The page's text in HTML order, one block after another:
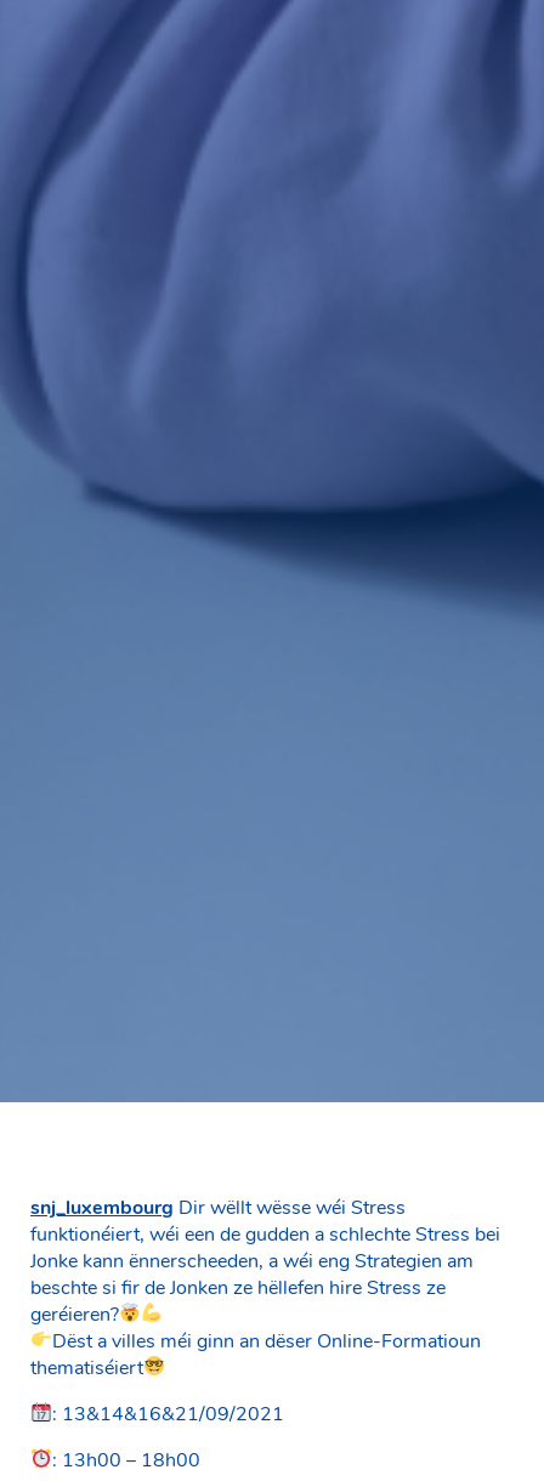
snj_luxembourg Dir wëllt wësse wéi Stress
funktionéiert, wéi een de gudden a schlechte Stress bei
Jonke kann ënnerscheeden, a wéi eng Strategien am
beschte si fir de Jonken ze hëllefen hire Stress ze
geréieren?
Dëst a villes méi ginn an dëser Online-Formatioun
thematiséiert
: 13&14&16&21/09/2021
: 13h00 – 18h00